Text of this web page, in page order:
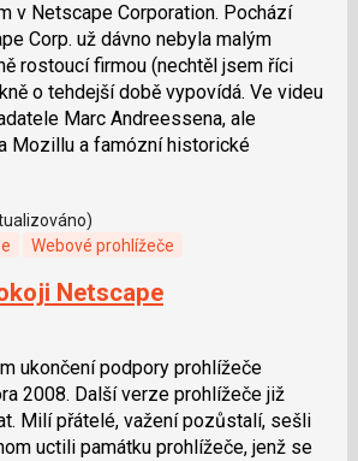
v Netscape Corporation. Pochází
Corp. už dávno nebyla malým
rostoucí firmou (nechtěl jsem říci
o tehdejší době vypovídá. Ve videu
Marc Andreessena, ale
Mozillu a famózní historické
Webové prohlížeče
Netscape
ukončení podpory prohlížeče
2008. Další verze prohlížeče již
Milí přátelé, važení pozůstalí, sešli
uctili památku prohlížeče, jenž se